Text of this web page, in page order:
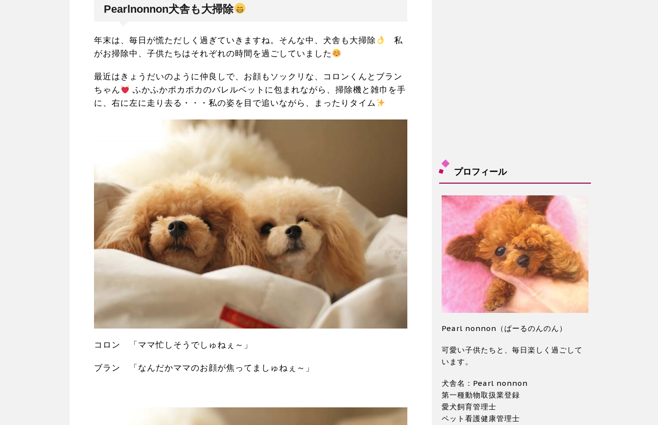
Pearlnonnon犬舎も大掃除
年末は、毎日が慌ただしく過ぎていきますね。そんな中、犬舎も大掃除
私
がお掃除中、子供たちはそれぞれの時間を過ごしていました
最近はきょうだいのように仲良しで、お顔もソックリな、コロンくんとブラン
ちゃん
ふかふかポカポカのバレルベットに包まれながら、掃除機と雑巾を手
に、右に左に走り去る・・・私の姿を目で追いながら、まったりタイム
コロン 「ママ忙しそうでしゅねぇ～」
ブラン 「なんだかママのお顔が焦ってましゅねぇ～」
プロフィール
Pearl nonnon（ぱーるのんのん）
可愛い子供たちと、毎日楽しく過ごして
います。
犬舎名：Pearl nonnon
第一種動物取扱業登録
愛犬飼育管理士
ペット看護健康管理士